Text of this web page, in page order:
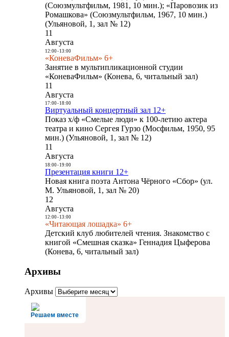
(Союзмультфильм, 1981, 10 мин.); «Паровозик из
Ромашкова» (Союзмультфильм, 1967, 10 мин.)
(Ульяновой, 1, зал № 12)
11
Августа
12:00- 13:00
«КоневаФильм» 6+
Занятие в мультипликационной студии
«КоневаФильм» (Конева, 6, читальный зал)
11
Августа
17:00- 18:00
Виртуальный концертный зал 12+
Показ х/ф «Смелые люди» к 100-летию актера
театра и кино Сергея Гурзо (Мосфильм, 1950, 95
мин.) (Ульяновой, 1, зал № 12)
11
Августа
18:00- 19:00
Презентация книги 12+
Новая книга поэта Антона Чёрного «Сбор» (ул.
М. Ульяновой, 1, зал № 20)
12
Августа
12:00- 13:00
«Читающая лошадка» 6+
Детский клуб любителей чтения. Знакомство с
книгой «Смешная сказка» Геннадия Цыферова
(Конева, 6, читальный зал)
Архивы
Архивы
Решаем вместе